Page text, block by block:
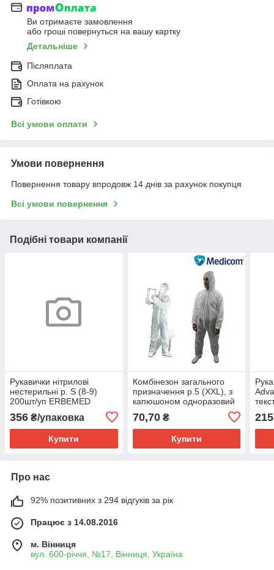
Ви отримаєте замовлення
або гроші повернуться на вашу картку
Детальніше
Післяплата
Оплата на рахунок
Готівкою
Всі умови оплати
Умови повернення
Повернення товару впродовж 14 днів за рахунок покупця
Всі умови повернення
Подібні товари компанії
Рукавички нітрилові
нестерильні р. S (8-9)
200шт/уп ERBEMED
356 ₴/упаковка
Купити
Комбінезон загального
призначення р.5 (XXL), з
капюшоном одноразовий
70,70₴
Купити
215
Про нас
92% позитивних з 294 відгуків за рік
Працює з 14.08.2016
м. Вінниця
вул. 600-річчя, №17, Вінниця, Україна